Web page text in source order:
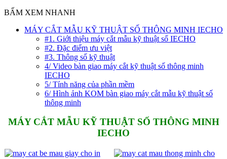
BẤM XEM NHANH
MÁY CẮT MẪU KỸ THUẬT SỐ THÔNG MINH IECHO
#1. Giới thiệu máy cắt mẫu kỹ thuật số IECHO
#2. Đặc điểm ưu việt
#3. Thông số kỹ thuật
4/ Video bàn giao máy cắt kỹ thuật số thông minh
IECHO
5/ Tính năng của phần mềm
6/ Hình ảnh KOM bàn giao máy cắt mẫu kỹ thuật số
thông minh
MÁY CẮT MẪU KỸ THUẬT SỐ THÔNG MINH
IECHO